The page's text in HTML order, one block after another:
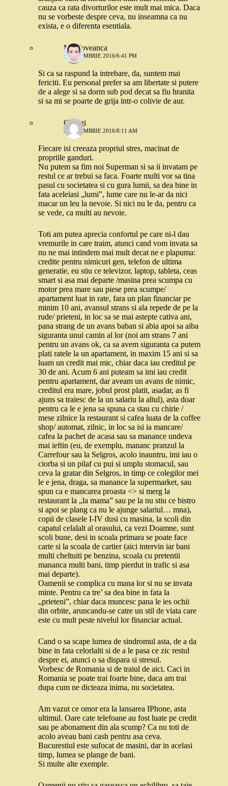
cauza ca rata divorturilor este mult mai mica. Daca
nu se vorbeste despre ceva, nu inseamna ca nu
exista, e o diferenta esentiala.
Moldoveanca
7 OCTOMBRIE 2016/6:41 PM
Si ca sa raspund la intrebare, da, suntem mai
fericiti. Eu personal prefer sa am libertate si putere
de a alege si sa dorm sub pod decat sa fiu hranita
si sa mi se poarte de grija intr-o colivie de aur.
Georgi
8 OCTOMBRIE 2016/8:11 AM
Fiecare isi creeaza propriul stres, macinat de
propriile ganduri.
Nu putem sa fim noi Superman si sa ii invatam pe
restul ce ar trebui sa faca. Foarte multi vor sa tina
pasul cu societatea si cu gura lumii, sa dea bine in
fata aceleiasi „lumi”, lume care nu le-ar da nici
macar un leu la nevoie. Si nici nu le da, pentru ca
se vede, ca multi au nevoie.
Toti am putea aprecia confortul pe care ni-l dau
vremurile in care traim, atunci cand vom invata sa
nu ne mai intindem mai mult decat ne e plapuma:
credite pentru nimicuri gen, telefon de ultima
generatie, eu stiu ce televizor, laptop, tableta, ceas
smart si asa mai departe /masina prea scumpa cu
motor prea mare sau piese prea scumpe/
apartament luat in rate, fara un plan financiar pe
minim 10 ani, avansul strans si ala repede de pe la
rude/ prieteni, in loc sa se mai astepte cativa ani,
pana strang de un avans baban si abia apoi sa aiba
siguranta unui camin al lor (noi am strans 7 ani
pentru un avans ok, ca sa avem siguranta ca putem
plati ratele la un apartament, in maxim 15 ani si sa
luam un credit mai mic, chiar daca iau creditul pe
30 de ani. Acum 6 ani puteam sa imi iau credit
pentru apartament, dar aveam un avans de nimic,
creditul era mare, jobul prost platit, asadar, as fi
ajuns sa traiesc de la un salariu la altul), asta doar
pentru ca le e jena sa spuna ca stau cu chirie /
mese zilnice la restaurant si cafea luata de la coffee
shop/ automat, zilnic, in loc sa isi ia mancare/
cafea la pachet de acasa sau sa manance undeva
mai ieftin (eu, de exemplu, mananc pranzul la
Carrefour sau la Selgros, acolo inauntru, imi iau o
ciorba si un pilaf cu pui si umplu stomacul, sau
ceva la gratar din Selgros, in timp ce colegilor mei
le e jena, draga, sa manance la supermarket, sau
spun ca e mancarea proasta <> si merg la
restaurant la „la mama” sau pe la nu stiu ce bistro
si apoi se plang ca nu le ajunge salariul… mna),
copii de clasele I-IV dusi cu masina, la scoli din
capatul celalalt al orasului, ca vezi Doamne, sunt
scoli bune, desi in scoala primara se poate face
carte si la scoala de cartier (aici intervin iar bani
multi cheltuiti pe benzina, scoala cu pretentii
mananca multi bani, timp pierdut in trafic si asa
mai departe).
Oamenii se complica cu mana lor si nu se invata
minte. Pentru ca tre’ sa dea bine in fata la
„prieteni”, chiar daca muncesc pana le ies ochii
din orbite, aruncandu-se catre un stil de viata care
este cu mult peste nivelul lor financiar actual.
Cand o sa scape lumea de sindromul asta, de a da
bine in fata celorlalti si de a le pasa ce zic restul
despre ei, atunci o sa dispara si stresul.
Vorbesc de Romania si de traiul de aici. Caci in
Romania se poate trai foarte bine, daca am trai
dupa cum ne dicteaza inima, nu societatea.
Am vazut ce omor era la lansarea IPhone, asta
ultimul. Oare cate telefoane au fost luate pe credit
sau pe abonament din ala scump? Ca nu toti de
acolo aveau bani cash pentru asa ceva.
Bucurestiul este sufocat de masini, dar in acelasi
timp, lumea se plange de bani.
Si multe alte exemple.